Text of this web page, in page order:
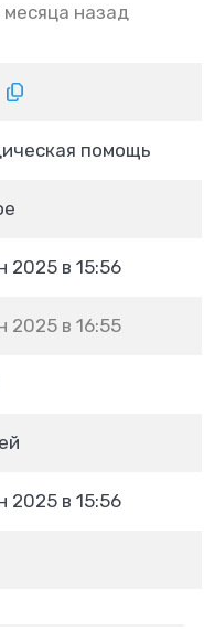
назад
помощь
2025 в 15:56
2025 в 16:55
2025 в 15:56